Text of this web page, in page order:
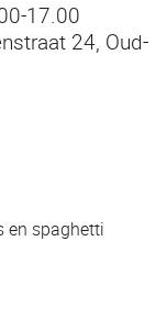
17.00
24, Oud-
en spaghetti